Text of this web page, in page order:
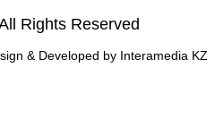
Rights Reserved
& Developed by Interamedia KZ